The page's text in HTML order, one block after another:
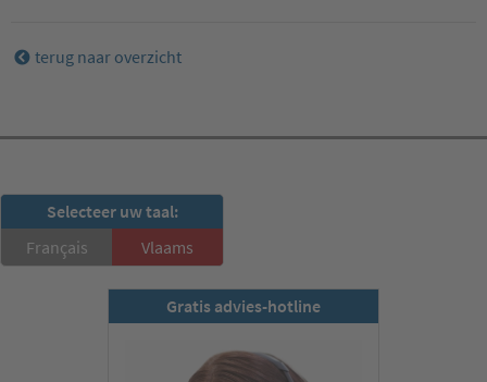
terug naar overzicht
Selecteer uw taal:
Français
Vlaams
Gratis advies-hotline